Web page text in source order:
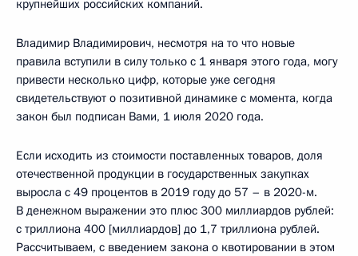
крупнейших российских компаний.
Владимир Владимирович, несмотря на то что новые
правила вступили в силу только с 1 января этого года, могу
привести несколько цифр, которые уже сегодня
свидетельствуют о позитивной динамике с момента, когда
закон был подписан Вами, 1 июля 2020 года.
Если исходить из стоимости поставленных товаров, доля
отечественной продукции в государственных закупках
выросла с 49 процентов в 2019 году до 57 – в 2020-м.
В денежном выражении это плюс 300 миллиардов рублей:
с триллиона 400 [миллиардов] до 1,7 триллиона рублей.
Рассчитываем, с введением закона о квотировании в этом